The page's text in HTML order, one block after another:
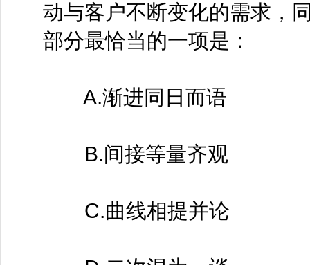
动与客户不断变化的需求，
部分最恰当的一项是：
A.渐进同日而语
B.间接等量齐观
C.曲线相提并论